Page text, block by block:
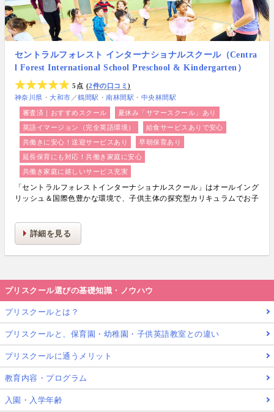
セントラルフォレスト インターナショナルスクール（Centra
l Forest International School Preschool & Kindergarten）
5点
2件の口コミ
神奈川県
大和市 ／鶴間駅 南林間駅 中央林間駅
審査済｜おすすめスクール
夏休み「サマースクール」あり
英語イマージョン（完全英語環境）
給食サービスありで安心
共働きに安心！送迎サービスあり
早朝保育あり
延長保育にも対応！共働き家庭に安心
共働き家庭に嬉しいサービス充実
「セントラルフォレストインターナショナルスクール」はオールイング
リッシュ＆国際色豊かな環境で、子供主体の探究型カリキュラムでお子
詳細を見る
プリスクール選びの基礎知識・ノウハウ
プリスクールとは？
プリスクールと、保育園・幼稚園・子供英語教室との違い
プリスクールに通うメリット
教育内容・プログラム
入園・入学年齢